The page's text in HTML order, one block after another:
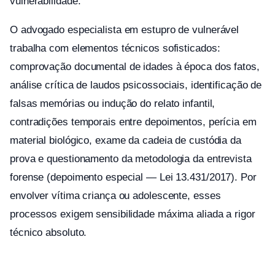
O advogado especialista em estupro de vulnerável
trabalha com elementos técnicos sofisticados:
comprovação documental de idades à época dos fatos,
análise crítica de laudos psicossociais, identificação de
falsas memórias ou indução do relato infantil,
contradições temporais entre depoimentos, perícia em
material biológico, exame da cadeia de custódia da
prova e questionamento da metodologia da entrevista
forense (depoimento especial — Lei 13.431/2017). Por
envolver vítima criança ou adolescente, esses
processos exigem sensibilidade máxima aliada a rigor
técnico absoluto.